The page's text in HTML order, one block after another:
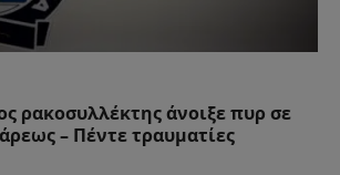
ρακοσυλλέκτης άνοιξε πυρ σε
– Πέντε τραυματίες